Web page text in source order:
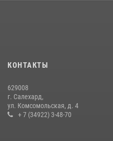
14 июля 2026, 06:53
КОНТАКТЫ
629008
г. Салехард,
ул. Комсомольская, д. 4
+ 7 (34922) 3-48-70